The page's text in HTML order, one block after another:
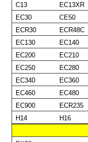
C13 EC13XR
EC30
CE50
ECR30
ECR48C
EC130
EC140
EC200
EC210
EC250
EC280
EC340
EC360
EC460
EC480
EC900
ECR235
H14
H16